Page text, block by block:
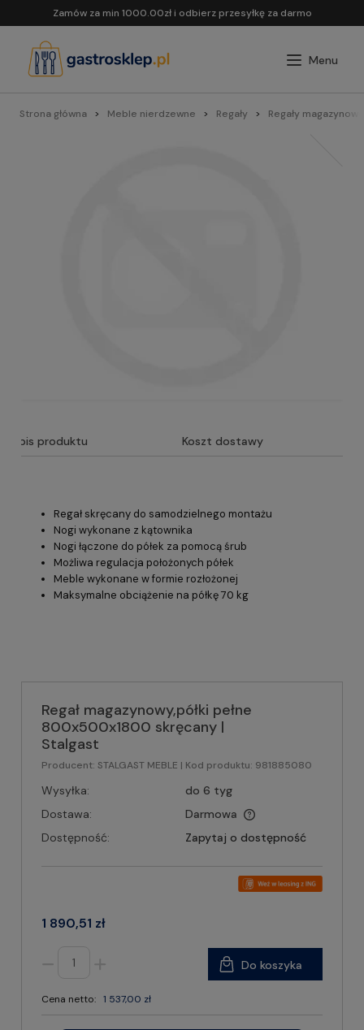
Zamów za min 1000.00zł i odbierz przesyłkę za darmo
Strona główna Meble nierdzewne Regały Regały
Opis produktu Koszt dostawy
Regał skręcany do samodzielnego montażu
Nogi wykonane z kątownika
Nogi łączone do półek za pomocą śrub
Możliwa regulacja położonych półek
Meble wykonane w formie rozłożonej
Maksymalne obciążenie na półkę 70 kg
Regał magazynowy,półki pełne
800x500x1800 skręcany |
Stalgast
Producent: STALGAST MEBLE | Kod produktu: 981885080
Wysyłka:
do 6 tyg
Dostawa:
Darmowa
Dostępność:
Zapytaj o dostępność
1 890,51 zł
Cena netto: 1 537,00 zł
Do koszyka